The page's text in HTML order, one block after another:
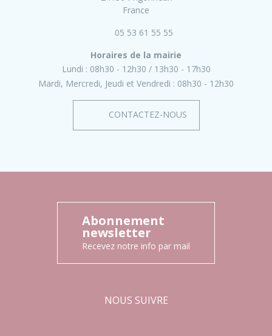
France
05 53 61 55 55
Horaires de la mairie
Lundi : 08h30 - 12h30
13h30 - 17h30
Mardi, Mercredi, Jeudi et Vendredi : 08h30 - 12h30
CONTACTEZ-NOUS
Abonnement
newsletter
Recevez notre info par mail
NOUS SUIVRE